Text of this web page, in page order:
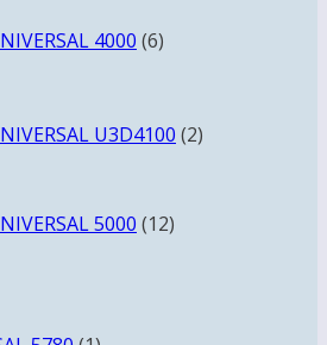
4000 6товаров
U3D4100 22
5000 12товаров